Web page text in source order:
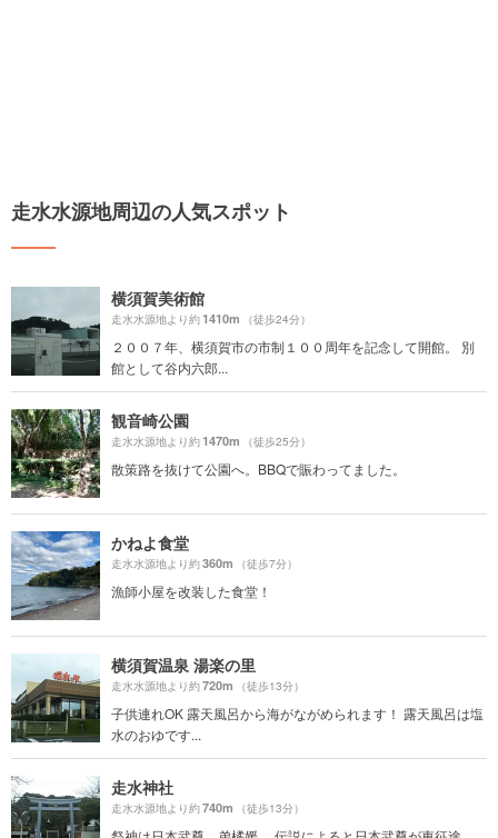
走水水源地周辺の人気スポット
横須賀美術館
走水水源地より約1410m （徒歩24分）
２００７年、横須賀市の市制１００周年を記念して開館。 別
館として谷内六郎...
観音崎公園
走水水源地より約1470m （徒歩25分）
散策路を抜けて公園へ。BBQで賑わってました。
かねよ食堂
走水水源地より約360m （徒歩7分）
漁師小屋を改装した食堂！
横須賀温泉 湯楽の里
走水水源地より約720m （徒歩13分）
子供連れOK 露天風呂から海がながめられます！ 露天風呂は塩
水のおゆです...
走水神社
走水水源地より約740m （徒歩13分）